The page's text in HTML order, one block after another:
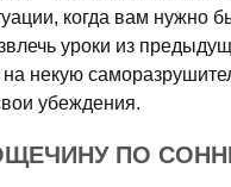
когда вам
уроки из
некую
убеждения.
ПО